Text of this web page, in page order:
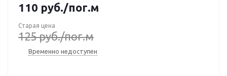
110 руб./пог.м
Старая цена
125руб./пог.м
Временно недоступен